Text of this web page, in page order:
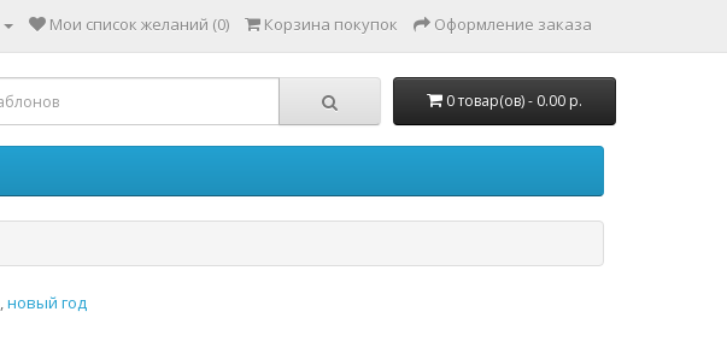
Мои список желаний (0) Корзина покупок Оформление заказа
0 товар(ов) - 0.00 р.
,новый год